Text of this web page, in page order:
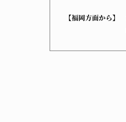
【福岡方面から】